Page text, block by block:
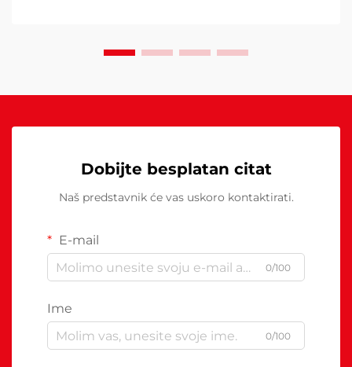
Dobijte besplatan citat
Naš predstavnik će vas uskoro kontaktirati.
E-mail
0/100
Ime
0/100